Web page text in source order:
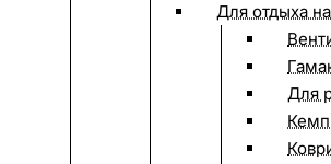
Для отдыха
Для